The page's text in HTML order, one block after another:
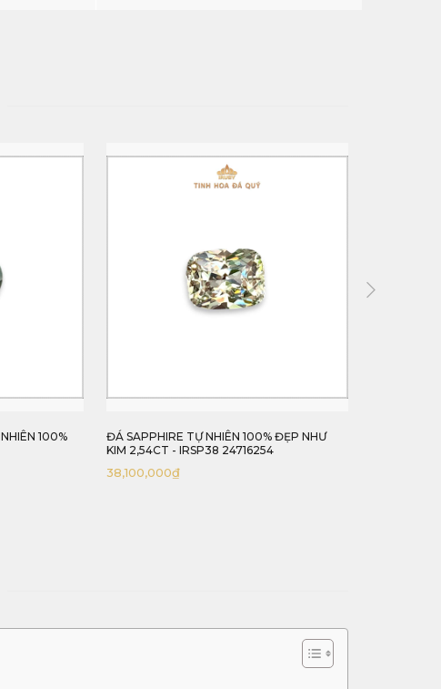
100%
ĐÁ SAPPHIRE TỰ NHIÊN 100% ĐẸP NHƯ
KIM 2,54CT - IRSP38 24716254
38,100,000₫